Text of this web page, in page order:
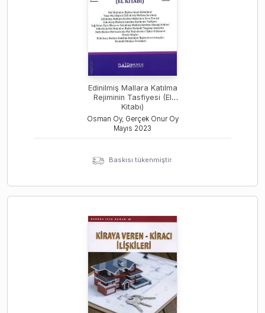
Edinilmiş Mallara Katılma
Rejiminin Tasfiyesi (El
Kitabı)
Osman Oy, Gerçek Onur Oy
Mayıs 2023
Baskısı tükenmiştir.